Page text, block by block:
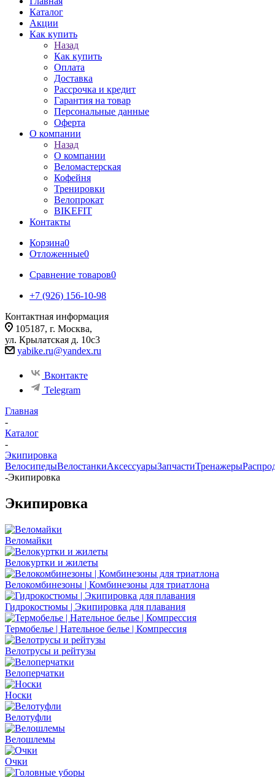
Каталог
Акции
Как купить
Назад
Как купить
Оплата
Доставка
Рассрочка и кредит
Гарантия на товар
Персональные данные
Оферта
О компании
Назад
О компании
Веломастерская
Кофейня
Тренировки
Велопрокат
BIKEFIT
Контакты
Корзина0
Отложенные0
Сравнение товаров0
+7 (926) 156-10-98
Контактная информация
105187, г. Москва,
ул. Крылатская д. 10с3
yabike.ru@yandex.ru
Вконтакте
Telegram
Главная
-
Каталог
-
Экипировка
ВелосипедыВелостанкиАксессуарыЗапчастиТренажеры
-Экипировка
Экипировка
Веломайки
Велокуртки и жилеты
Велокомбинезоны | Комбинезоны для триатлона
Гидрокостюмы | Экипировка для плавания
Термобелье | Нательное белье | Компрессия
Велотрусы и рейтузы
Велоперчатки
Носки
Велотуфли
Велошлемы
Очки